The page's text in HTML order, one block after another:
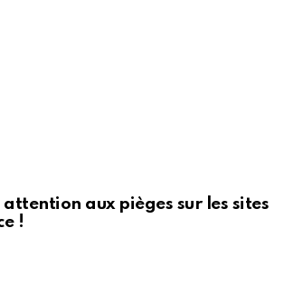
attention aux pièges sur les sites
!